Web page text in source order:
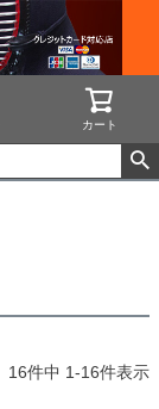
カート
16件中 1-16件表示